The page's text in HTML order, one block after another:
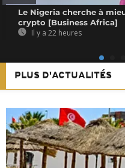
Le Nigeria cherche à
crypto [Business Africa]
Il y a 22 heures
PLUS D'ACTUALITÉS